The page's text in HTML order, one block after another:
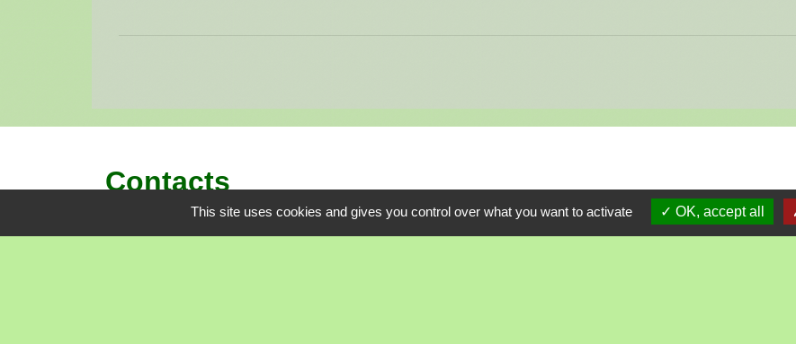
Contacts
This site uses cookies and gives you control over what you want to activate OK, accept all